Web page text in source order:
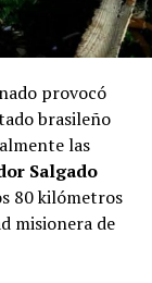
provocó
brasileño
las
Salgado
80 kilómetros
misionera de